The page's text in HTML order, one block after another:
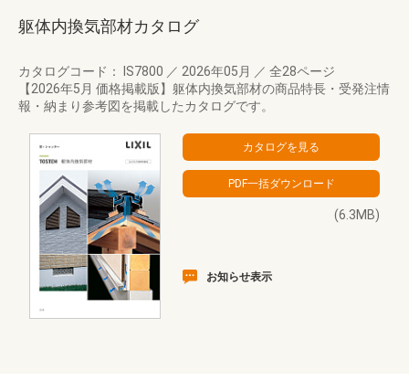
躯体内換気部材カタログ
カタログコード： IS7800 ／ 2026年05月 ／ 全28ページ
【2026年5月 価格掲載版】躯体内換気部材の商品特長・受発注情
報・納まり参考図を掲載したカタログです。
(6.3MB)
お知らせ表示